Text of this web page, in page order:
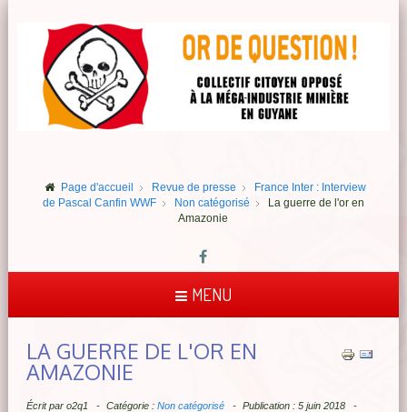
Page d'accueil Revue de presse
France Inter : Interview
de Pascal Canfin WWF
Non catégorisé
La guerre de l'or en
Amazonie
MENU
LA GUERRE DE L'OR EN
AMAZONIE
Écrit par o2q1 Catégorie : Non catégorisé
Publication : 5 juin 2018